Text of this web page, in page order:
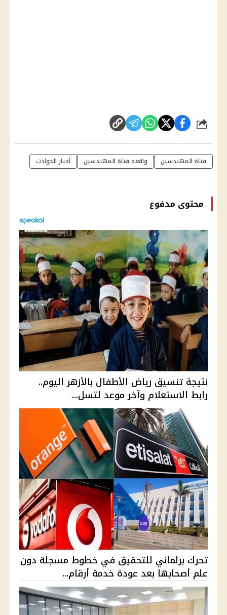
شارك
فتاة المهندسين واقعة فتاة المهندسين أخبار الحوادث
محتوى مدفوع
نتيجة تنسيق رياض الأطفال بالأزهر اليوم..
رابط الاستعلام وآخر موعد لتسل...
تحرك برلماني للتحقيق في خطوط مسجلة دون
علم أصحابها بعد عودة خدمة أرقام...